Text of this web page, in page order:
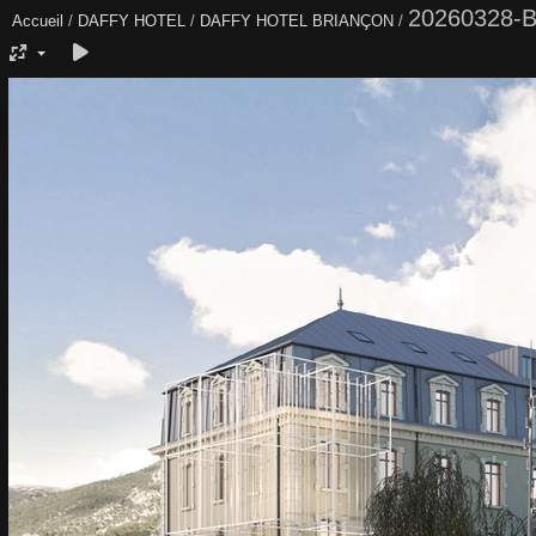
Accueil / DAFFY HOTEL / DAFFY HOTEL BRIANÇON / 20260328-